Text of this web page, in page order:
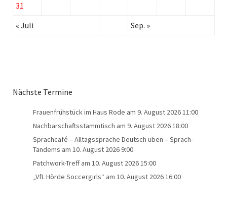
31
« Juli
Sep. »
Nächste Termine
Frauenfrühstück im Haus Rode am 9. August 2026 11:00
Nachbarschaftsstammtisch am 9. August 2026 18:00
Sprachcafé – Alltagssprache Deutsch üben – Sprach-
Tandems am 10. August 2026 9:00
Patchwork-Treffam 10. August 2026 15:00
„VfL Hörde Soccergirls“ am 10. August 2026 16:00